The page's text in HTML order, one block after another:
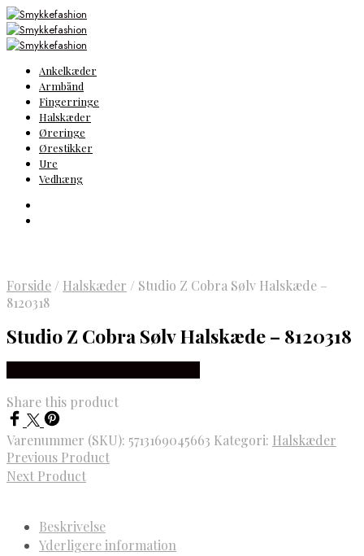
Ankelkæder
Armbånd
Fingerringe
Halskæder
Øreringe
Ørestikker
Ure
Vedhæng
Forside / Halskæder / Studio Z Cobra Sølv Halskæde –
8120318
Studio Z Cobra Sølv Halskæde – 8120318
Share this product
Varenummer (SKU): 5713169045663 Kategori: Halskæder
Previous Product
Next Product
Beskrivelse
Yderligere information